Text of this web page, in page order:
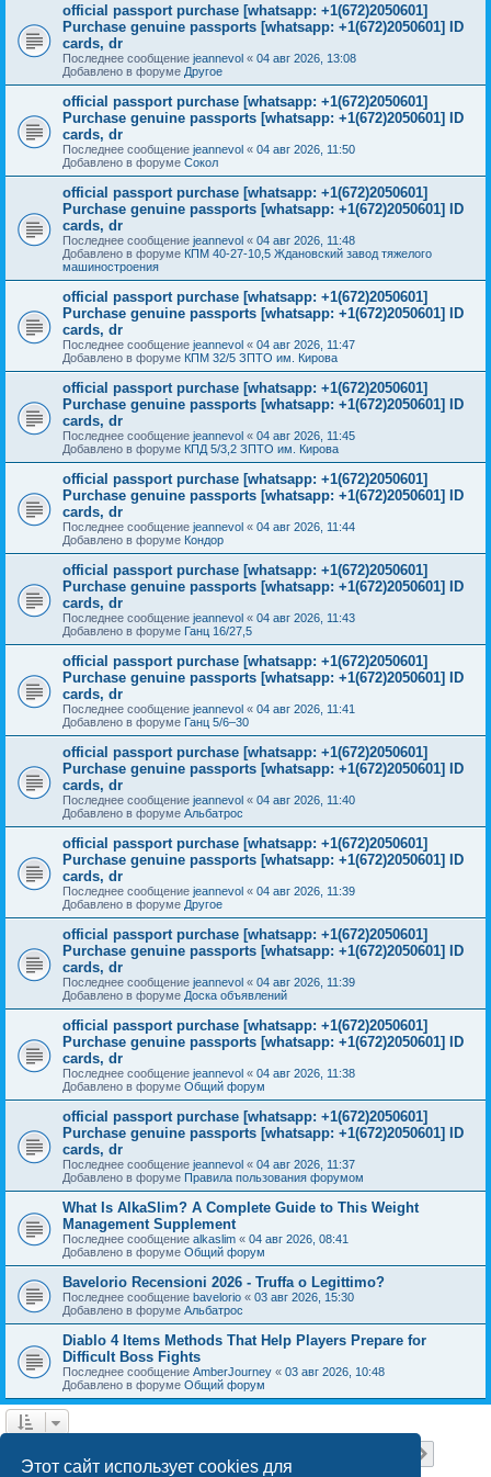
Этот сайт использует cookies для
official passport purchase [whatsapp: +1(672)2050601]
Purchase genuine passports [whatsapp: +1(672)2050601] ID
cards, dr
Последнее сообщение jeannevol « 04 авг 2026, 13:08
Добавлено в форуме Другое
official passport purchase [whatsapp: +1(672)2050601]
Purchase genuine passports [whatsapp: +1(672)2050601] ID
cards, dr
Последнее сообщение jeannevol « 04 авг 2026, 11:50
Добавлено в форуме Сокол
official passport purchase [whatsapp: +1(672)2050601]
Purchase genuine passports [whatsapp: +1(672)2050601] ID
cards, dr
Последнее сообщение jeannevol « 04 авг 2026, 11:48
Добавлено в форуме КПМ 40-27-10,5 Ждановский завод тяжелого
машиностроения
official passport purchase [whatsapp: +1(672)2050601]
Purchase genuine passports [whatsapp: +1(672)2050601] ID
cards, dr
Последнее сообщение jeannevol « 04 авг 2026, 11:47
Добавлено в форуме КПМ 32/5 ЗПТО им. Кирова
official passport purchase [whatsapp: +1(672)2050601]
Purchase genuine passports [whatsapp: +1(672)2050601] ID
cards, dr
Последнее сообщение jeannevol « 04 авг 2026, 11:45
Добавлено в форуме КПД 5/3,2 ЗПТО им. Кирова
official passport purchase [whatsapp: +1(672)2050601]
Purchase genuine passports [whatsapp: +1(672)2050601] ID
cards, dr
Последнее сообщение jeannevol « 04 авг 2026, 11:44
Добавлено в форуме Кондор
official passport purchase [whatsapp: +1(672)2050601]
Purchase genuine passports [whatsapp: +1(672)2050601] ID
cards, dr
Последнее сообщение jeannevol « 04 авг 2026, 11:43
Добавлено в форуме Ганц 16/27,5
official passport purchase [whatsapp: +1(672)2050601]
Purchase genuine passports [whatsapp: +1(672)2050601] ID
cards, dr
Последнее сообщение jeannevol « 04 авг 2026, 11:41
Добавлено в форуме Ганц 5/6–30
official passport purchase [whatsapp: +1(672)2050601]
Purchase genuine passports [whatsapp: +1(672)2050601] ID
cards, dr
Последнее сообщение jeannevol « 04 авг 2026, 11:40
Добавлено в форуме Альбатрос
official passport purchase [whatsapp: +1(672)2050601]
Purchase genuine passports [whatsapp: +1(672)2050601] ID
cards, dr
Последнее сообщение jeannevol « 04 авг 2026, 11:39
Добавлено в форуме Другое
official passport purchase [whatsapp: +1(672)2050601]
Purchase genuine passports [whatsapp: +1(672)2050601] ID
cards, dr
Последнее сообщение jeannevol « 04 авг 2026, 11:39
Добавлено в форуме Доска объявлений
official passport purchase [whatsapp: +1(672)2050601]
Purchase genuine passports [whatsapp: +1(672)2050601] ID
cards, dr
Последнее сообщение jeannevol « 04 авг 2026, 11:38
Добавлено в форуме Общий форум
official passport purchase [whatsapp: +1(672)2050601]
Purchase genuine passports [whatsapp: +1(672)2050601] ID
cards, dr
Последнее сообщение jeannevol « 04 авг 2026, 11:37
Добавлено в форуме Правила пользования форумом
What Is AlkaSlim? A Complete Guide to This Weight
Management Supplement
Последнее сообщение alkaslim « 04 авг 2026, 08:41
Добавлено в форуме Общий форум
Bavelorio Recensioni 2026 - Truffa o Legittimo?
Последнее сообщение bavelorio « 03 авг 2026, 15:30
Добавлено в форуме Альбатрос
Diablo 4 Items Methods That Help Players Prepare for
Difficult Boss Fights
Последнее сообщение AmberJourney « 03 авг 2026, 10:48
Добавлено в форуме Общий форум